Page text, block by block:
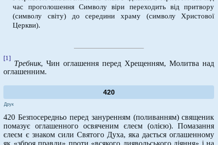
час проголошення Символу віри переходить від притвору
(символу світу) до середини храму (символу Христової
Церкви).
[1]
Требник, Чин оглашення перед Хрещенням, Молитва над
оглашенним.
420
Друк
420 Безпосередньо перед зануренням (поливанням) священик
помазує оглашенного освяченим єлеєм (олією). Помазання
єлеєм є знаком сили Святого Духа, яка дається оглашенному
як «зброя правди» проти «всякого диявольського діяння» і на